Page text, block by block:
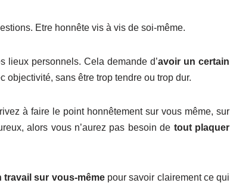
Etre honnête vis à vis de soi-même.
lieux personnels. Cela demande d’avoir un certain
objectivité, sans être trop tendre ou trop dur.
à faire le point honnêtement sur vous même, sur
alors vous n’aurez pas besoin de tout plaquer
travail sur vous-mêmepour savoir clairement ce qui